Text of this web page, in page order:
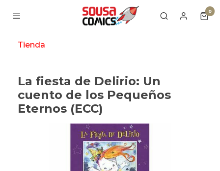
0
Tienda
La fiesta de Delirio: Un
cuento de los Pequeños
Eternos (ECC)